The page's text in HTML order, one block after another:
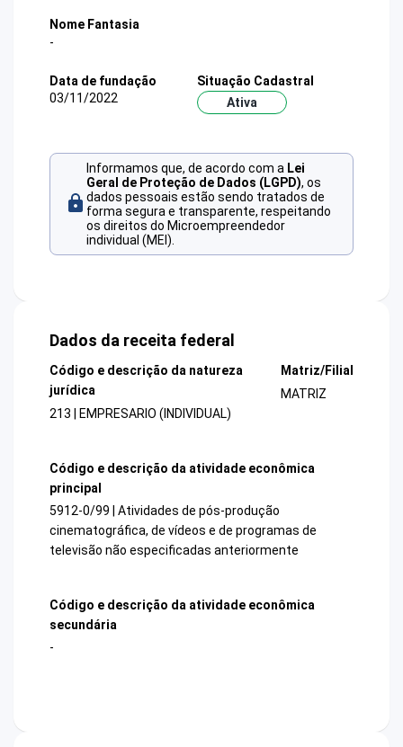
Nome Fantasia
-
Data de fundação
03/11/2022
Situação Cadastral
Ativa
Informamos que, de acordo com a Lei
Geral de Proteção de Dados (LGPD), os
dados pessoais estão sendo tratados de
forma segura e transparente, respeitando
os direitos do Microempreendedor
individual (MEI).
Dados da receita federal
Código e descrição da natureza
jurídica
213 | EMPRESARIO (INDIVIDUAL)
Matriz/Filial
MATRIZ
Código e descrição da atividade econômica
principal
5912-0/99 | Atividades de pós-produção
cinematográfica, de vídeos e de programas de
televisão não especificadas anteriormente
Código e descrição da atividade econômica
secundária
-